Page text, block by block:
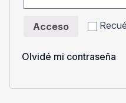
Acceso
Olvidé mi contraseña